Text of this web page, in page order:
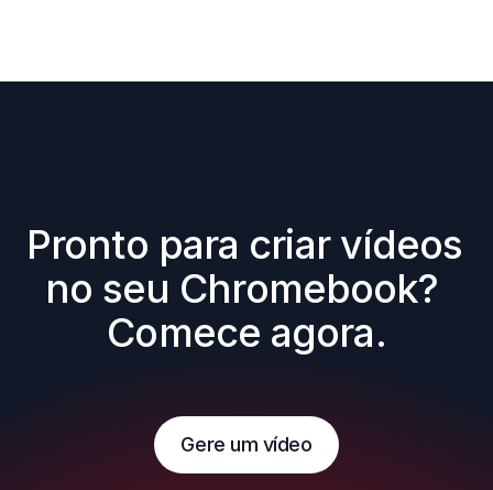
Pronto para criar vídeos
no seu Chromebook?
Comece agora.
Gere um vídeo